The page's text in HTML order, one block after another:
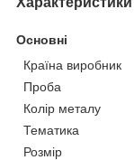
Основні
Країна виробник
Проба
Колір металу
Тематика
Розмір